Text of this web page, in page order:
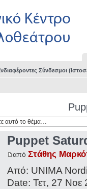
Σύνδεσμοι
Puppet
απόΣτάθης
Από: UNIMA
Date: Τετ, 27